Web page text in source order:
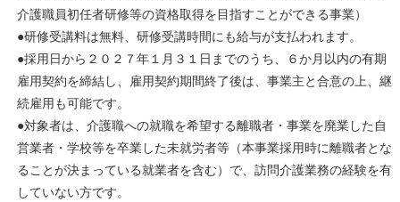
介護職員初任者研修等の資格取得を目指すことができる事業）
●研修受講料は無料、研修受講時間にも給与が支払われます。
●採用日から２０２７年１月３１日までのうち、６か月以内の有期
雇用契約を締結し、雇用契約期間終了後は、事業主と合意の上、継
続雇用も可能です。
●対象者は、介護職への就職を希望する離職者・事業を廃業した自
営業者・学校等を卒業した未就労者等（本事業採用時に離職者とな
ることが決まっている就業者を含む）で、訪問介護業務の経験を有
していない方です。